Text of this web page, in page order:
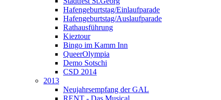
Hafengeburtstag/Einlaufparade
Hafengeburtstag/Auslaufparade
Rathausführung
Kieztour
Bingo im Kamm Inn
QueerOlympia
Demo Sotschi
CSD 2014
2013
Neujahrsempfang der GAL
RENT - Das Musical